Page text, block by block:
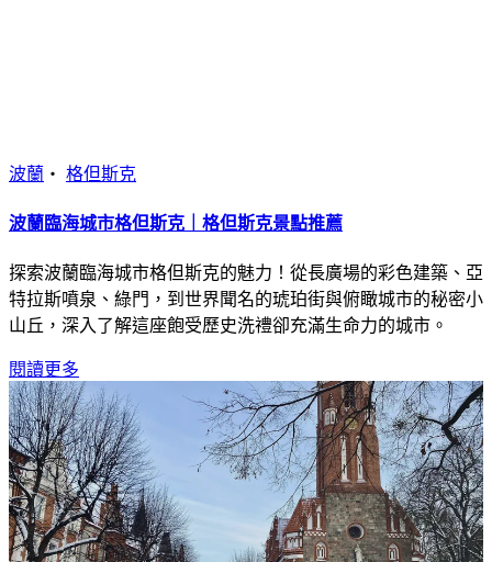
波蘭 ・ 格但斯克
波蘭臨海城市格但斯克｜格但斯克景點推薦
探索波蘭臨海城市格但斯克的魅力！從長廣場的彩色建築、亞
特拉斯噴泉、綠門，到世界聞名的琥珀街與俯瞰城市的秘密小
山丘，深入了解這座飽受歷史洗禮卻充滿生命力的城市。
閱讀更多